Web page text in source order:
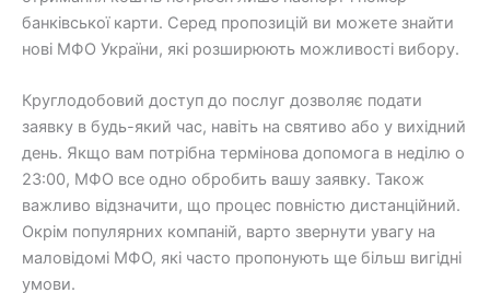
банківської карти. Серед пропозицій ви можете знайти
нові МФО України, які розширюють можливості вибору.
Круглодобовий доступ до послуг дозволяє подати
заявку в будь-який час, навіть на святиво або у вихідний
день. Якщо вам потрібна термінова допомога в неділю о
23:00, МФО все одно обробить вашу заявку. Також
важливо відзначити, що процес повністю дистанційний.
Окрім популярних компаній, варто звернути увагу на
маловідомі МФО, які часто пропонують ще більш вигідні
умови.